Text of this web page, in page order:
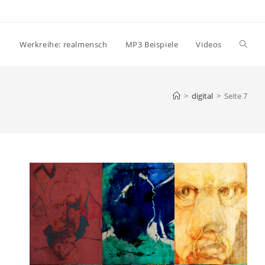
Werkreihe: realmensch MP3 Beispiele Videos
> digital > Seite 7